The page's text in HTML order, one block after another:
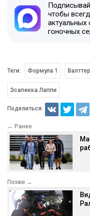
чтобы
гоночных
Теги: Формула 1
Эсапекка Лаппи
Поделиться:
← Ранее
Позже →